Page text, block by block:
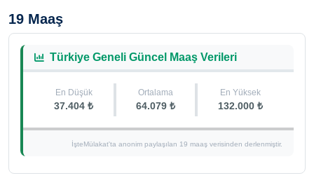
19 Maaş
Türkiye Geneli Güncel Maaş Verileri
En Düşük
37.404 ₺
Ortalama
64.079 ₺
En Yüksek
132.000 ₺
İşteMülakat'ta anonim paylaşılan 19 maaş verisinden derlenmiştir.